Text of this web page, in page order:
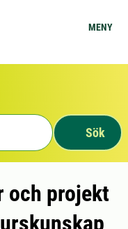
MENY
Sök
och projekt